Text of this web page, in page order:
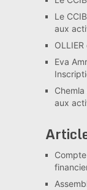
Le
aux
OLLIER
Eva
Chemla
aux